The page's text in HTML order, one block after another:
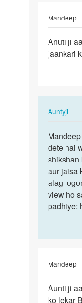
Mandeep
Anuti
ji
Anuti ji
jaankari
AuntyjiIn
to
ji
hiv
ko
Mandeep
beta
hum
job
bhi…
dete hai
shikshan
aur jaisa
alag
view ho
padhiye:
Mandeep
Aunti
ji
Aunti ji
ko lekar